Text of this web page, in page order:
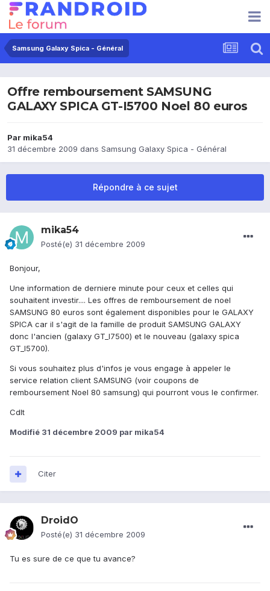
Samsung Galaxy Spica - Général
Offre remboursement SAMSUNG
GALAXY SPICA GT-I5700 Noel 80 euros
Par mika54
31 décembre 2009 dans Samsung Galaxy Spica - Général
Répondre à ce sujet
mika54
Posté(e) 31 décembre 2009
Bonjour,
Une information de derniere minute pour ceux et celles qui
souhaitent investir.... Les offres de remboursement de noel
SAMSUNG 80 euros sont également disponibles pour le GALAXY
SPICA car il s'agit de la famille de produit SAMSUNG GALAXY
donc l'ancien (galaxy GT_I7500) et le nouveau (galaxy spica
GT_I5700).
Si vous souhaitez plus d'infos je vous engage à appeler le
service relation client SAMSUNG (voir coupons de
remboursement Noel 80 samsung) qui pourront vous le confirmer.
Cdlt
Modifié 31 décembre 2009 par mika54
Citer
DroidO
Posté(e) 31 décembre 2009
Tu es sure de ce que tu avance?